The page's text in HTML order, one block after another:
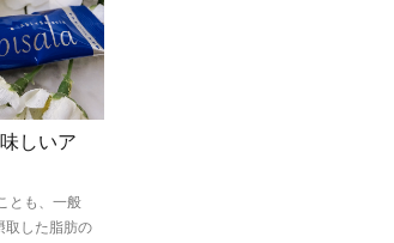
しいア
とも、一般
した脂肪の